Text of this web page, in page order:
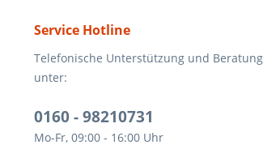
Service Hotline
Telefonische Unterstützung und Beratung
unter:
0160 - 98210731
Mo-Fr, 09:00 - 16:00 Uhr